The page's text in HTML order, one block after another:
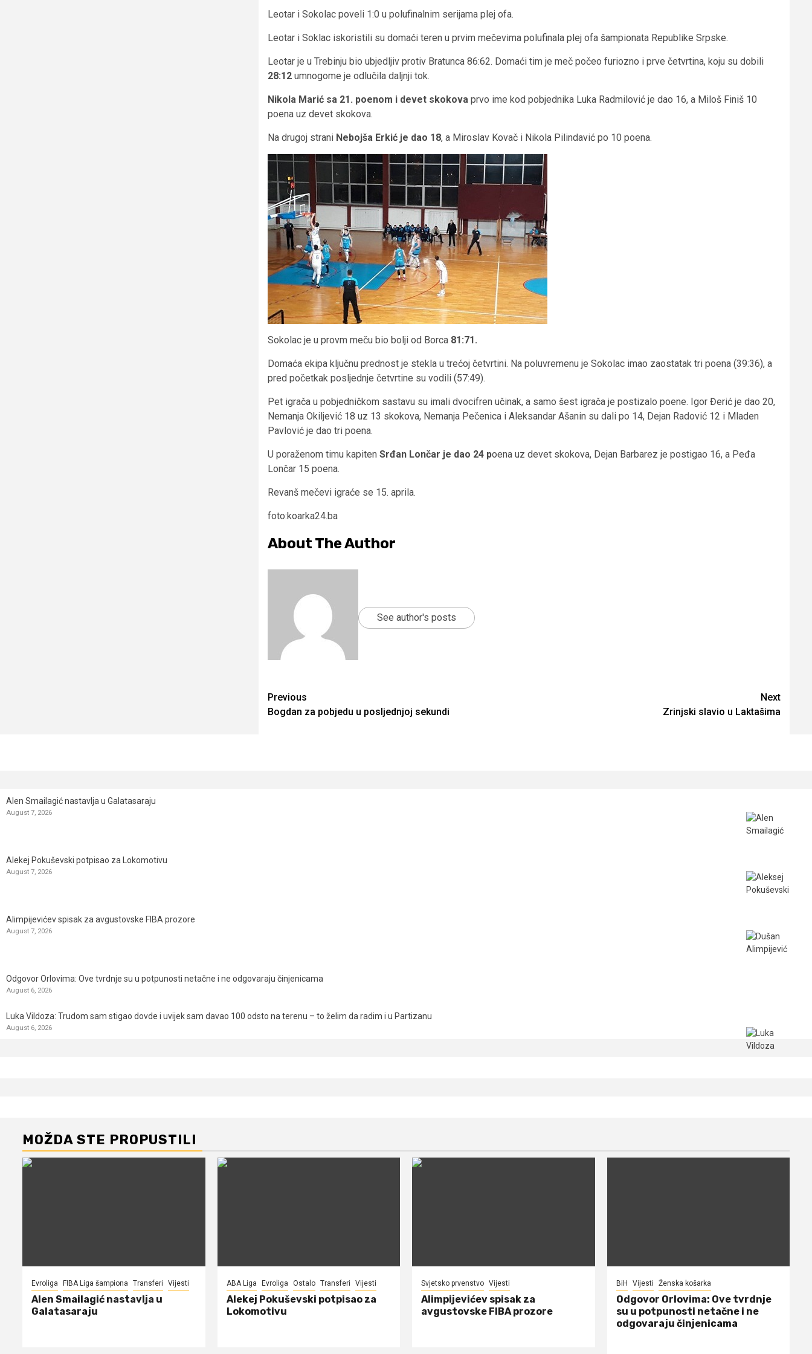
Leotar i Sokolac poveli 1:0 u polufinalnim serijama plej ofa.
Leotar i Soklac iskoristili su domaći teren u prvim mečevima polufinala plej ofa šampionata Republike Srpske.
Leotar je u Trebinju bio ubjedljiv protiv Bratunca 86:62. Domaći tim je meč počeo furiozno i prve četvrtina, koju su dobili
28:12 umnogome je odlučila daljnji tok.
Nikola Marić sa 21. poenom i devet skokova prvo ime kod pobjednika Luka Radmilović je dao 16, a Miloš Finiš 10
poena uz devet skokova.
Na drugoj strani Nebojša Erkić je dao 18, a Miroslav Kovač i Nikola Pilindavić po 10 poena.
Sokolac je u provm meču bio bolji od Borca 81:71.
Domaća ekipa ključnu prednost je stekla u trećoj četvrtini. Na poluvremenu je Sokolac imao zaostatak tri poena (39:36), a
pred početkak posljednje četvrtine su vodili (57:49).
Pet igrača u pobjedničkom sastavu su imali dvocifren učinak, a samo šest igrača je postizalo poene. Igor Đerić je dao 20,
Nemanja Okiljević 18 uz 13 skokova, Nemanja Pečenica i Aleksandar Ašanin su dali po 14, Dejan Radović 12 i Mladen
Pavlović je dao tri poena.
U poraženom timu kapiten Srđan Lončar je dao 24 poena uz devet skokova, Dejan Barbarez je postigao 16, a Peđa
Lončar 15 poena.
Revanš mečevi igraće se 15. aprila.
foto:koarka24.ba
About The Author
See author's posts
Continue
Reading
Previous
Bogdan za pobjedu u posljednjoj sekundi
Next
Zrinjski slavio u Laktašima
Alen Smailagić nastavlja u Galatasaraju
August 7, 2026
Alekej Pokuševski potpisao za Lokomotivu
August 7, 2026
Alimpijevićev spisak za avgustovske FIBA prozore
August 7, 2026
Odgovor Orlovima: ​Ove tvrdnje su u potpunosti netačne i ne odgovaraju činjenicama
August 6, 2026
Luka Vildoza: Trudom sam stigao dovde i uvijek sam davao 100 odsto na terenu – to želim da radim i u Partizanu
August 6, 2026
MOŽDA STE PROPUSTILI
Evroliga FIBA Liga šampiona Transferi Vijesti
Alen Smailagić nastavlja u
Galatasaraju
ABA Liga Evroliga Ostalo Transferi Vijesti
Alekej Pokuševski potpisao za
Lokomotivu
Svjetsko prvenstvo Vijesti
Alimpijevićev spisak za
avgustovske FIBA prozore
BiH Vijesti Ženska košarka
Odgovor Orlovima: ​Ove tvrdnje
su u potpunosti netačne i ne
odgovaraju činjenicama